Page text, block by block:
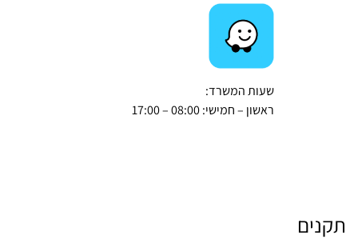
שעות המשרד:
ראשון – חמישי: 08:00 – 17:00
תקנים